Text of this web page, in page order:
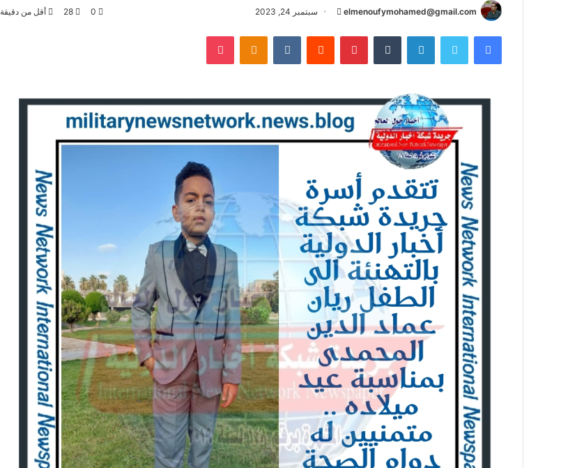
elmenoufymohamed@gmail.com
أرسل
إلكترونيا
سبتمبر 24, 2023 0
28 أقل من دقيقة
فيسبوك تويتر لينكدإن بينتيريست Odnoklassniki
بوكيت